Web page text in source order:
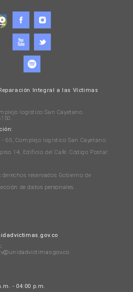
Integral a las Víctimas
logístico San Cayetano.
- 65, Complejo logístico San Cayetano.
14, Edificio del Café. Código Postal:
reservados Gobierno de
de datos personales.
- 04:00 p.m.